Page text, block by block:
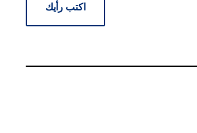
اكتب رأيك